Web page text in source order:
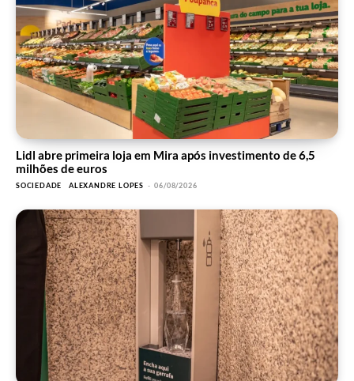
Lidl abre primeira loja em Mira após investimento de 6,5
milhões de euros
SOCIEDADE ALEXANDRE LOPES - 06/08/2026